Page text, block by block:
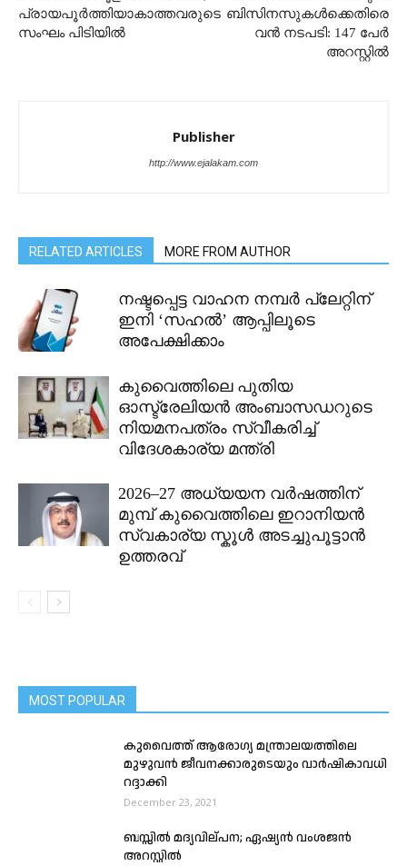
പ്രായപൂർത്തിയാകാത്തവരുടെ
സംഘം പിടിയിൽ
ബിസിനസുകൾക്കെതിരെ
വൻ നടപടി: 147 പേർ
അറസ്റ്റിൽ
Publisher
http://www.ejalakam.com
RELATED ARTICLES MORE FROM AUTHOR
നഷ്ടപ്പെട്ട വാഹന നമ്പർ പ്ലേറ്റിന്
ഇനി ‘സഹൽ’ ആപ്പിലൂടെ
അപേക്ഷിക്കാം
കുവൈത്തിലെ പുതിയ
ഓസ്ട്രേലിയൻ അംബാസഡറുടെ
നിയമനപത്രം സ്വീകരിച്ച്
വിദേശകാര്യ മന്ത്രി
2026–27 അധ്യയന വർഷത്തിന്
മുമ്പ് കുവൈത്തിലെ ഇറാനിയൻ
സ്വകാര്യ സ്കൂൾ അടച്ചുപൂട്ടാൻ
ഉത്തരവ്
MOST POPULAR
കുവൈത്ത് ആരോഗ്യ മന്ത്രാലയത്തിലെ
മുഴുവൻ ജീവനക്കാരുടെയും വാർഷികാവധി
റദ്ദാക്കി
December 23, 2021
ബസ്സിൽ മദ്യവില്പന; ഏഷ്യൻ വംശജൻ
അറസ്റ്റിൽ